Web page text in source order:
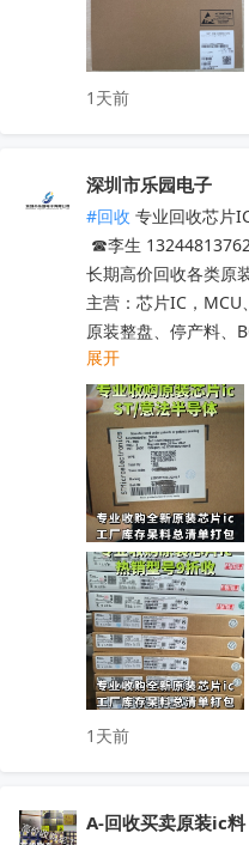
1天前
深圳市乐园电子
#回收 专业回收芯片
☎李生 13244813762
长期高价回收各类原
主营：芯片IC，
原装整盘、停产料、
工厂清仓、项目取消
专业人员上门清点核
小批量散料、大批
快速清空仓库，释放
覆盖全国上门收货
只需提供型号、数量
无中间商层层压价，
有闲置电子库存欢迎
展开
1天前
A-回收买卖原装ic料